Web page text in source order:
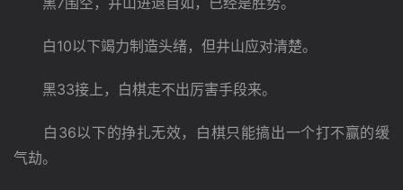
白10以下竭力制造头绪，但井山应对清楚。
黑33接上，白棋走不出厉害手段来。
白36以下的挣扎无效，白棋只能搞出一个打不赢的缓
气劫。